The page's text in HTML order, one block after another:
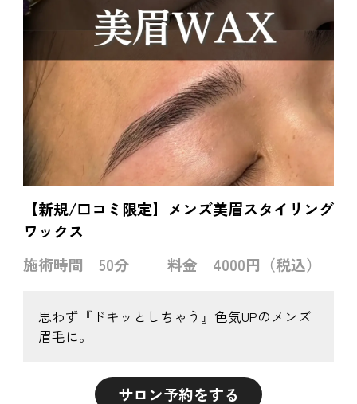
【新規/口コミ限定】メンズ美眉スタイリング
ワックス
施術時間
50分 料金 4000円（税込）
思わず『ドキッとしちゃう』色気UPのメンズ
眉毛に。
サロン予約をする